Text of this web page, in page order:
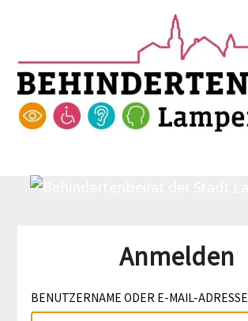
Anmelden
BENUTZERNAME ODER E-MAIL-ADRESSE